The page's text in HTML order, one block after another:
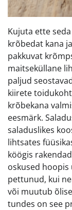
Kujuta ette
krõbedat kana
pakkuvat
maitseküllane
paljud
kiirete
krõbekana
eesmärk.
saladuslikes
lihtsates
köögis
oskused hoopis
pettunud, kui
või muutub
tundes on see